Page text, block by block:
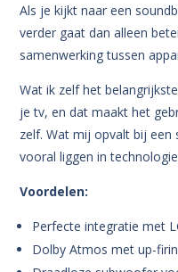
Als je kijkt naar een
verder gaat dan alleen
samenwerking tussen
Wat ik zelf het
je tv, en dat maakt het
zelf.Wat mij opvalt bij een
vooral liggen in
Voordelen:
Perfecte integratie met
Dolby Atmos met up-